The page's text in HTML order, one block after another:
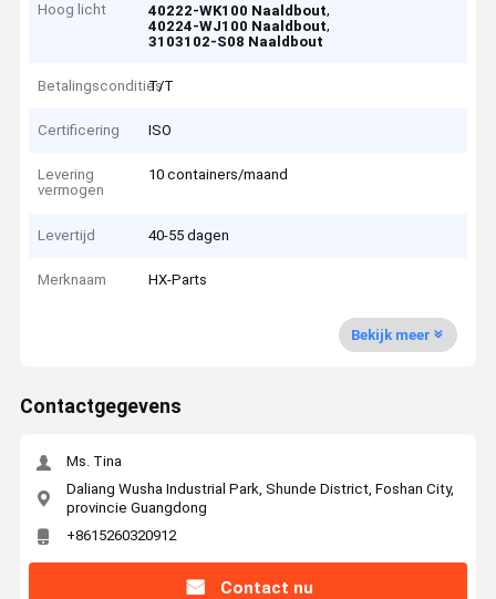
Hoog licht 40222-WK100 Naaldbout,
40224-WJ100 Naaldbout,
3103102-S08 Naaldbout
Betalingscondities
T/T
Certificering ISO
Levering
vermogen
10 containers/maand
Levertijd 40-55 dagen
Merknaam HX-Parts
Bekijk meer
Contactgegevens
Ms. Tina
Daliang Wusha Industrial Park, Shunde District, Foshan City,
provincie Guangdong
+8615260320912
Contact nu